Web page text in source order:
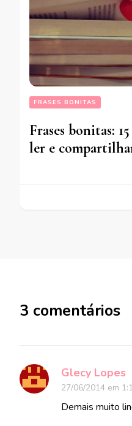
FRASES BONITAS
Frases bonitas:
ler e
3 comentários
Glecy Lopes
27/06/2014 em
Demais muito